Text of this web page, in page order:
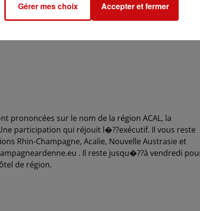
les transports en commun de l�??Eurométropole
Ailleurs, compter une rame toutes les vingt
prononcées sur le nom de la région ACAL, la
participation qui réjouit l�??exécutif. Il vous reste
Rhin-Champagne, Acalie, Nouvelle Austrasie et
. Il reste jusqu�??à vendredi
de région.
Gérer mes choix Accepter et fermer